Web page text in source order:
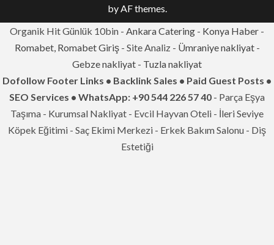
by AF themes.
Organik Hit Günlük 10bin - Ankara Catering - Konya Haber -
Romabet, Romabet Giriş- Site Analiz - Ümraniye nakliyat-
Gebze nakliyat - Tuzla nakliyat
Dofollow Footer Links • Backlink Sales • Paid Guest Posts •
SEO Services • WhatsApp: +90 544 226 57 40 - Parça Eşya
Taşıma - Kurumsal Nakliyat - Evcil Hayvan Oteli - İleri Seviye
Köpek Eğitimi - Saç Ekimi Merkezi - Erkek Bakım Salonu - Diş
Estetiği